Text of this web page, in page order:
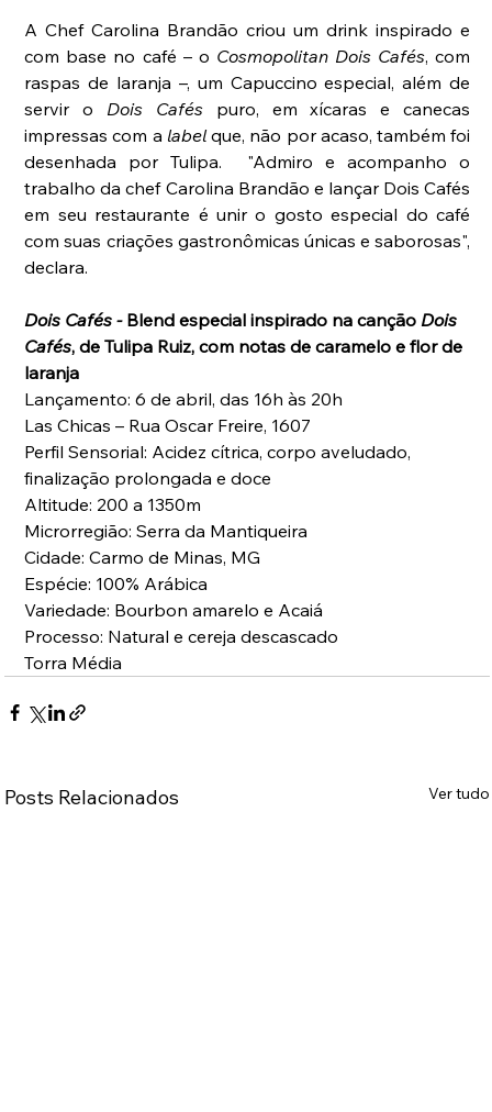
A Chef Carolina Brandão criou um drink inspirado e
com base no café – o Cosmopolitan Dois Cafés, com
raspas de laranja –, um Capuccino especial, além de
servir o Dois Cafés puro, em xícaras e canecas
impressas com a label que, não por acaso, também foi
desenhada por Tulipa.  "Admiro e acompanho o
trabalho da chef Carolina Brandão e lançar Dois Cafés
em seu restaurante é unir o gosto especial do café
com suas criações gastronômicas únicas e saborosas",
declara.
Dois Cafés - Blend especial inspirado na canção Dois
Cafés, de Tulipa Ruiz, com notas de caramelo e flor de
laranja
Lançamento: 6 de abril, das 16h às 20h
Las Chicas – Rua Oscar Freire, 1607
Perfil Sensorial: Acidez cítrica, corpo aveludado,
finalização prolongada e doce
Altitude: 200 a 1350m
Microrregião: Serra da Mantiqueira
Cidade: Carmo de Minas, MG
Espécie: 100% Arábica
Variedade: Bourbon amarelo e Acaiá
Processo: Natural e cereja descascado
Torra Média
Posts Relacionados Ver tudo